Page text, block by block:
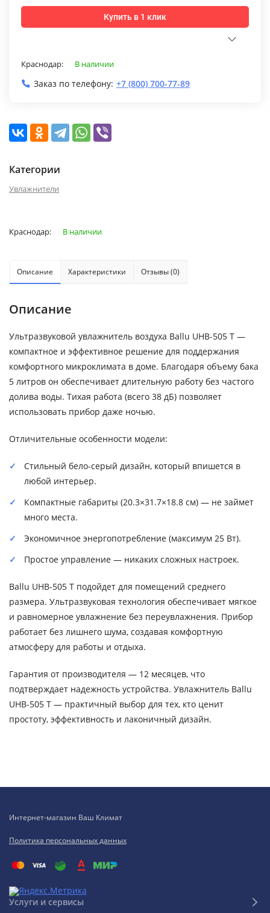
Купить в 1 клик
Краснодар: В наличии
Заказ по телефону: +7 (800) 700-77-89
Категории
Увлажнители
Краснодар: В наличии
Описание Характеристики Отзывы (0)
Описание
Ультразвуковой увлажнитель воздуха Ballu UHB-505 T —
компактное и эффективное решение для поддержания
комфортного микроклимата в доме. Благодаря объему бака
5 литров он обеспечивает длительную работу без частого
долива воды. Тихая работа (всего 38 дБ) позволяет
использовать прибор даже ночью.
Отличительные особенности модели:
Стильный бело-серый дизайн, который впишется в
любой интерьер.
Компактные габариты (20.3×31.7×18.8 см) — не займет
много места.
Экономичное энергопотребление (максимум 25 Вт).
Простое управление — никаких сложных настроек.
Ballu UHB-505 T подойдет для помещений среднего
размера. Ультразвуковая технология обеспечивает мягкое
и равномерное увлажнение без переувлажнения. Прибор
работает без лишнего шума, создавая комфортную
атмосферу для работы и отдыха.
Гарантия от производителя — 12 месяцев, что
подтверждает надежность устройства. Увлажнитель Ballu
UHB-505 T — практичный выбор для тех, кто ценит
простоту, эффективность и лаконичный дизайн.
Интернет-магазин Ваш Климат
Политика персональных данных
Услуги и сервисы